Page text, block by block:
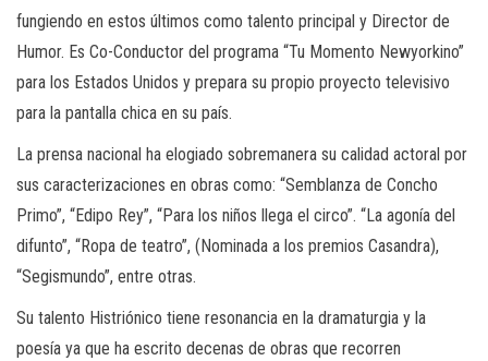
fungiendo en estos últimos como talento principal y Director de
Humor. Es Co-Conductor del programa “Tu Momento Newyorkino”
para los Estados Unidos y prepara su propio proyecto televisivo
para la pantalla chica en su país.
La prensa nacional ha elogiado sobremanera su calidad actoral por
sus caracterizaciones en obras como: “Semblanza de Concho
Primo”, “Edipo Rey”, “Para los niños llega el circo”. “La agonía del
difunto”, “Ropa de teatro”, (Nominada a los premios Casandra),
“Segismundo”, entre otras.
Su talento Histriónico tiene resonancia en la dramaturgia y la
poesía ya que ha escrito decenas de obras que recorren